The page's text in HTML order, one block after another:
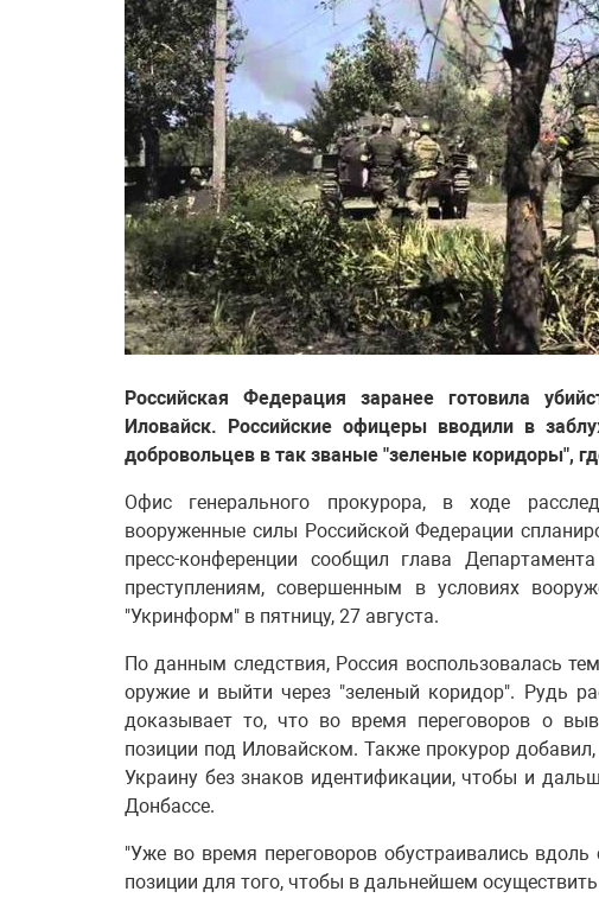
Российская Федерация заранее готовила
Иловайск. Российские офицеры вводили в
добровольцев в так званые "зеленые коридоры",
Офис генерального прокурора, в ходе
вооруженные силы Российской Федерации
пресс-конференции сообщил глава
преступлениям, совершенным в условиях
"Укринформ" в пятницу, 27 августа.
По данным следствия, Россия воспользовалась
оружие и выйти через "зеленый коридор". Рудь
доказывает то, что во время переговоров о
позиции под Иловайском. Также прокурор
Украину без знаков идентификации, чтобы и
Донбассе.
"Уже во время переговоров обустраивались
позиции для того, чтобы в дальнейшем